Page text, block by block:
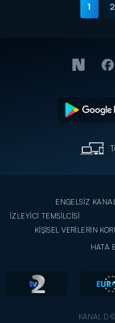
1 2
ENGELSİZ
İZLEYİCİ TEMSİLCİSİ
KİŞİSEL VERİLERİN
HATA
KANAL D ©